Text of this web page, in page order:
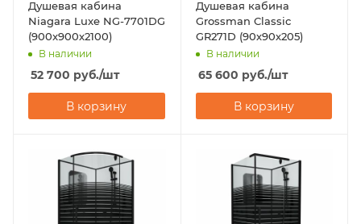
Душевая кабина
Niagara Luxe NG-7701DG
(900x900х2100)
В наличии
52 700 руб./шт
В корзину
Душевая кабина
Grossman Classic
GR271D (90х90х205)
В наличии
65 600 руб./шт
В корзину